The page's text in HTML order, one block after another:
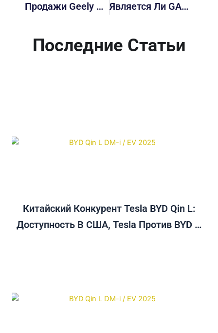
Продажи Geely Galaxy E5 Превысили 230 000 Единиц, Поскольку Модель 2026 Года Получила Значительные Обновления Является Ли GAC Trumpchi GS8 Хорошим Автомобилем?
Последние Статьи
Китайский Конкурент Tesla BYD Qin L:
Доступность В США, Tesla Против BYD И